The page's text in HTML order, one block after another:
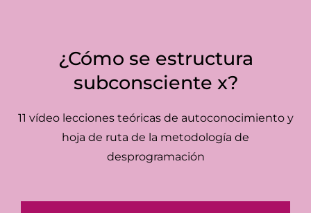
¿Cómo se estructura
subconsciente x?
11 vídeo lecciones teóricas de autoconocimiento y
hoja de ruta de la metodología de
desprogramación